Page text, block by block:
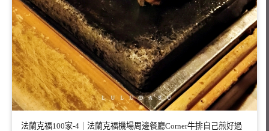
法蘭克福100家-4｜法蘭克福機場周邊餐廳Corner牛排自己煎好過